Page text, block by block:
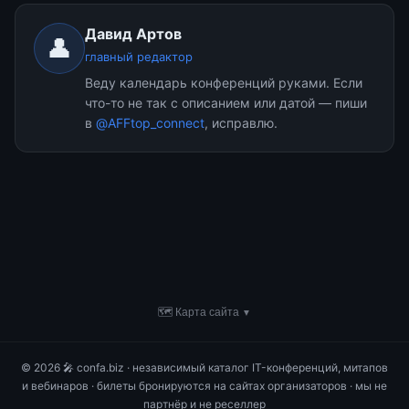
👤 Давид Артов
главный редактор
Веду календарь конференций руками. Если
что-то не так с описанием или датой — пиши
в @AFFtop_connect, исправлю.
🗺 Карта сайта ▼
© 2026 🎤 confa.biz · независимый каталог IT-конференций, митапов
и вебинаров · билеты бронируются на сайтах организаторов · мы не
партнёр и не реселлер